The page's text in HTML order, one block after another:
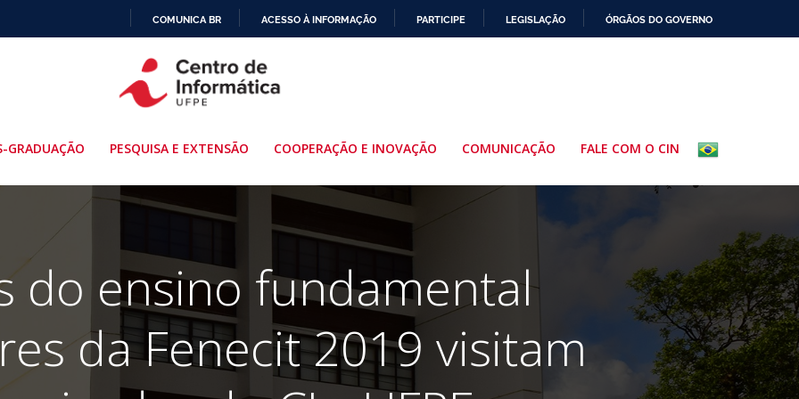
PARA
O
COMUNICA BR ACESSO À INFORMAÇÃO PARTICIPE LEGISLAÇÃO ÓRGÃOS DO GOVERNO
GRADUAÇÃO PESQUISA E EXTENSÃO COOPERAÇÃO E INOVAÇÃO COMUNICAÇÃO FALE COM O CIN
do ensino fundamental
da Fenecit 2019 visitam